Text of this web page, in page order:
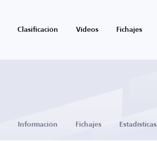
Clasificación Vídeos Fichajes
Información Fichajes Estadísticas